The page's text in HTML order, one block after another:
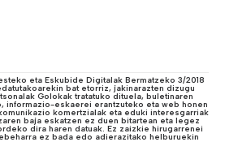
eta Eskubide Digitalak Bermatzeko 3/2018
bat etorriz, jakinarazten dizugu
Golokak tratatuko dituela, buletinaren
informazio-eskaerei erantzuteko eta web honen
komertzialak eta eduki interesgarriak
baja eskatzen ez duen bitartean eta legez
dira haren datuak. Ez zaizkie hirugarrenei
ez bada edo adierazitako helburuekin